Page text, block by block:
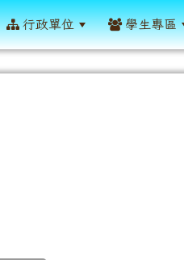
行政單位 學生專區